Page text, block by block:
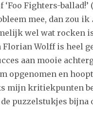
‘Foo Fighters-
mee, dan zou ik
wel wat rocken
Florian Wolff is heel
aan mooie
opgenomen en
mijn kritiekpunten
puzzelstukjes